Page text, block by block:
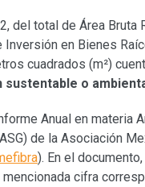
del total de Área Bruta
en Bienes
cuadrados (m²)
sustentable o
Anual en materia
de la Asociación
). En el
cifra